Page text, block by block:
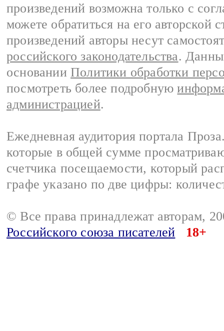
произведений возможна только с
можете обратиться на его авторской
произведений авторы несут
российского законодательства.
основании Политики обработки
посмотреть более подробную
администрацией.
Ежедневная аудитория портала
которые в общей сумме
счетчика посещаемости, который
графе указано по две цифры:
© Все права принадлежат авторам,
Российского союза писателей
18+